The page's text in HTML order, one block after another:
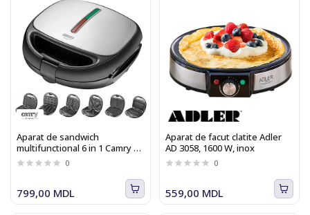
Aparat de sandwich
multifunctional 6 in 1 Camry CR
3057 cu placi interschimbabile,
pentru pregatire waffe, grill,
0
799,00 MDL
Aparat de facut clatite Adler
AD 3058, 1600 W, inox
0
559,00 MDL